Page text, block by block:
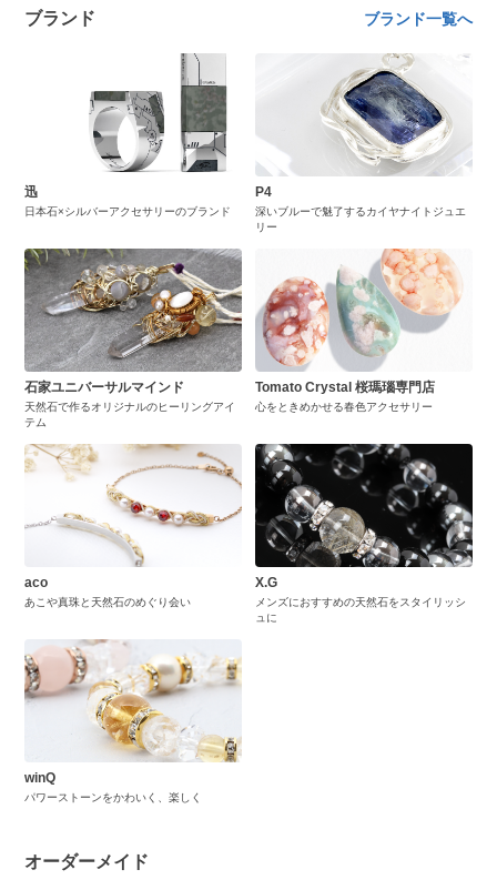
ブランド ブランド一覧へ
迅
日本石×シルバーアクセサリーのブランド
P4
深いブルーで魅了するカイヤナイトジュエ
リー
石家ユニバーサルマインド
天然石で作るオリジナルのヒーリングアイ
テム
Tomato Crystal 桜瑪瑙専門店
心をときめかせる春色アクセサリー
aco
あこや真珠と天然石のめぐり会い
X.G
メンズにおすすめの天然石をスタイリッシ
ュに
winQ
パワーストーンをかわいく、楽しく
オーダーメイド